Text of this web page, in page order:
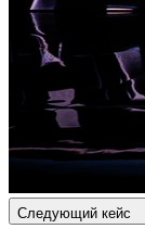
Следующий кейс